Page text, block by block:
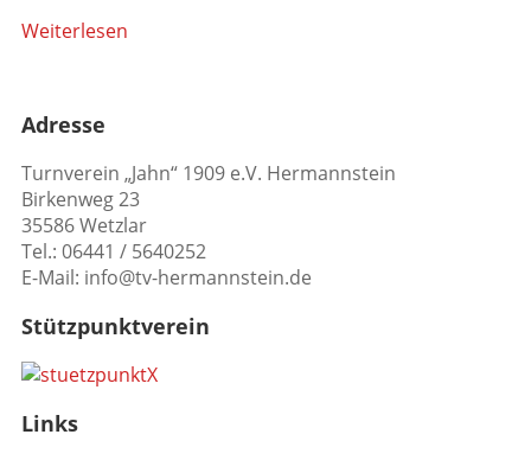
Weiterlesen
Adresse
Turnverein „Jahn“ 1909 e.V. Hermannstein
Birkenweg 23
35586 Wetzlar
Tel.: 06441 / 5640252
E-Mail: info@tv-hermannstein.de
Stützpunktverein
Links